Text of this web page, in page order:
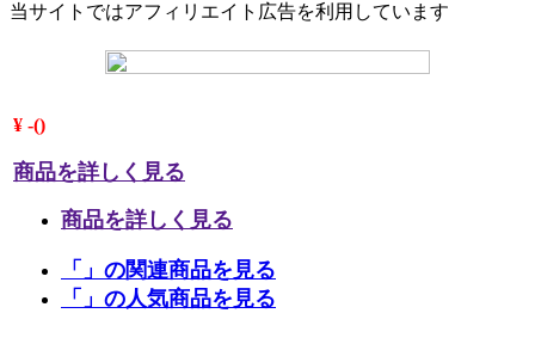
当サイトではアフィリエイト広告を利用しています
¥ -()
商品を詳しく見る
商品を詳しく見る
「」の関連商品を見る
「」の人気商品を見る